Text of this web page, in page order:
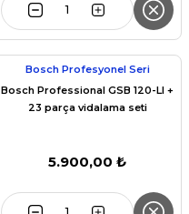
Bosch Profesyonel Seri
Bosch Professional GSB 120-LI +
23 parça vidalama seti
5.900,00 ₺